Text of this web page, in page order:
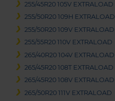
255/45R20 105V EXTRALOAD
255/50R20 109H EXTRALOAD
255/50R20 109V EXTRALOAD
255/55R20 110V EXTRALOAD
265/40R20 104V EXTRALOAD
265/45R20 108T EXTRALOAD
265/45R20 108V EXTRALOAD
265/50R20 111V EXTRALOAD